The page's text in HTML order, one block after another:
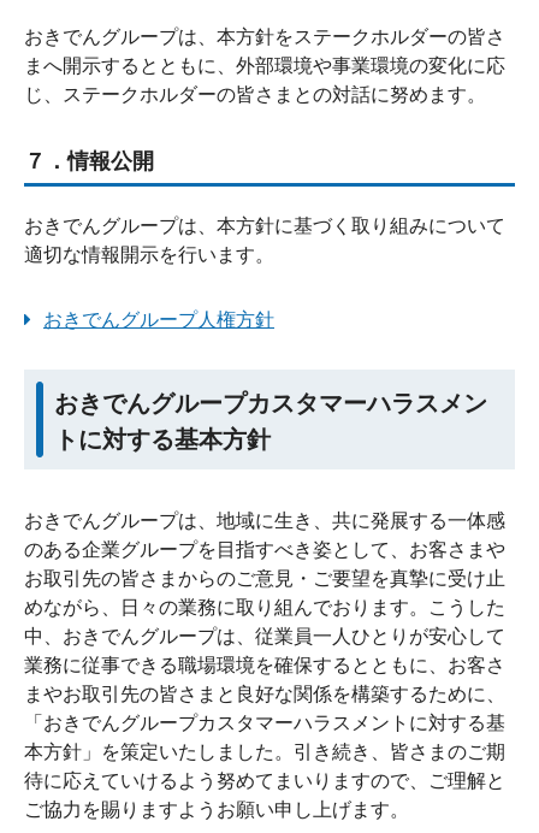
おきでんグループは、本方針をステークホルダーの皆さ
まへ開示するとともに、外部環境や事業環境の変化に応
じ、ステークホルダーの皆さまとの対話に努めます。
７．情報公開
おきでんグループは、本方針に基づく取り組みについて
適切な情報開示を行います。
おきでんグループ人権方針
おきでんグループカスタマーハラスメン
トに対する基本方針
おきでんグループは、地域に生き、共に発展する一体感
のある企業グループを目指すべき姿として、お客さまや
お取引先の皆さまからのご意見・ご要望を真摯に受け止
めながら、日々の業務に取り組んでおります。こうした
中、おきでんグループは、従業員一人ひとりが安心して
業務に従事できる職場環境を確保するとともに、お客さ
まやお取引先の皆さまと良好な関係を構築するために、
「おきでんグループカスタマーハラスメントに対する基
本方針」を策定いたしました。引き続き、皆さまのご期
待に応えていけるよう努めてまいりますので、ご理解と
ご協力を賜りますようお願い申し上げます。